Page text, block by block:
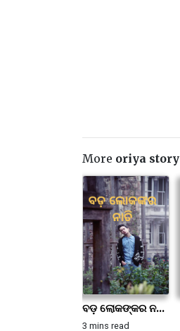
More oriya story
ବଡ଼ ଲୋକଙ୍କର ନ...
3 mins read